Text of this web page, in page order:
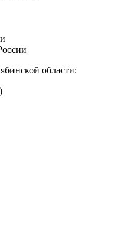
области: